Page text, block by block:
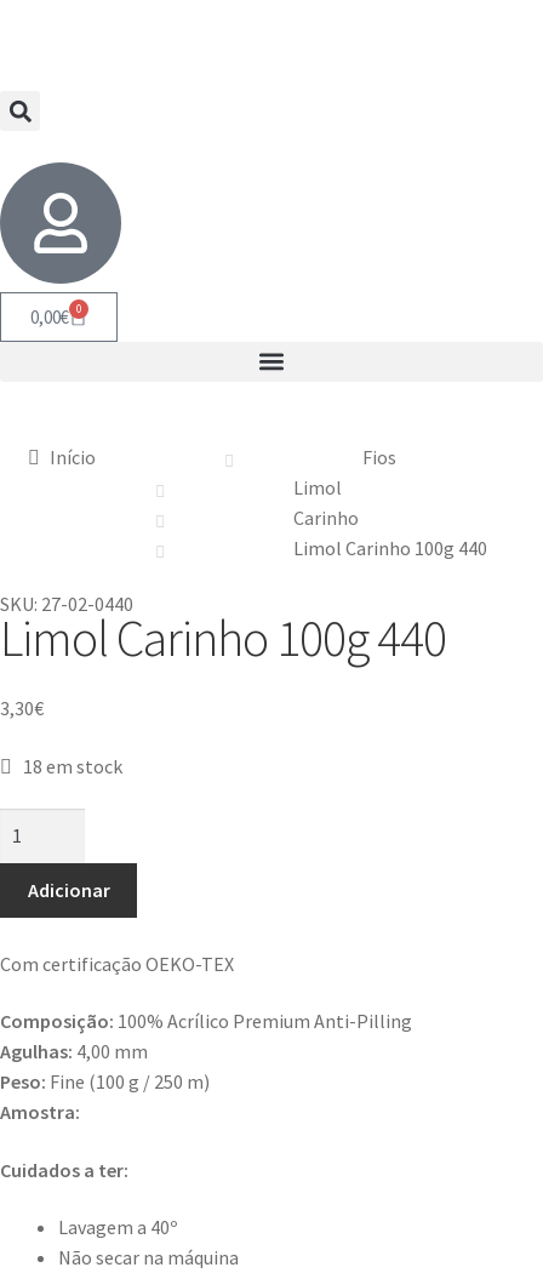
0,00€ 0
Início
Fios
Limol
Carinho
Limol Carinho 100g 440
SKU: 27-02-0440
Limol Carinho 100g 440
3,30€
18 em stock
Adicionar
Com certificação OEKO-TEX
Composição: 100% Acrílico Premium Anti-Pilling
Agulhas: 4,00 mm
Peso: Fine (100 g / 250 m)
Amostra:
Cuidados a ter:
Lavagem a 40º
Não secar na máquina